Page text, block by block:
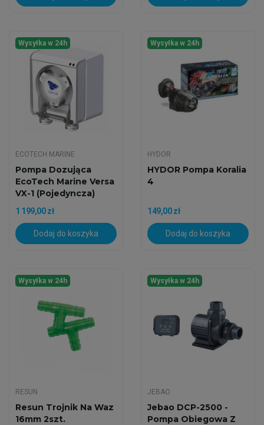
Wysyłka w 24h
ECOTECH MARINE
Pompa Dozująca
EcoTech Marine Versa
VX-1 (Pojedyncza)
1 199,00 zł
Dodaj do koszyka
Wysyłka w 24h
HYDOR
HYDOR Pompa Koralia
4
149,00 zł
Dodaj do koszyka
Wysyłka w 24h
RESUN
Resun Trojnik Na Waz
16mm 2szt.
Wysyłka w 24h
JEBAO
Jebao DCP-2500 -
Pompa Obiegowa Z